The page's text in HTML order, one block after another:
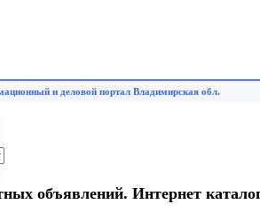
и деловой портал Владимирская обл.
объявлений. Интернет